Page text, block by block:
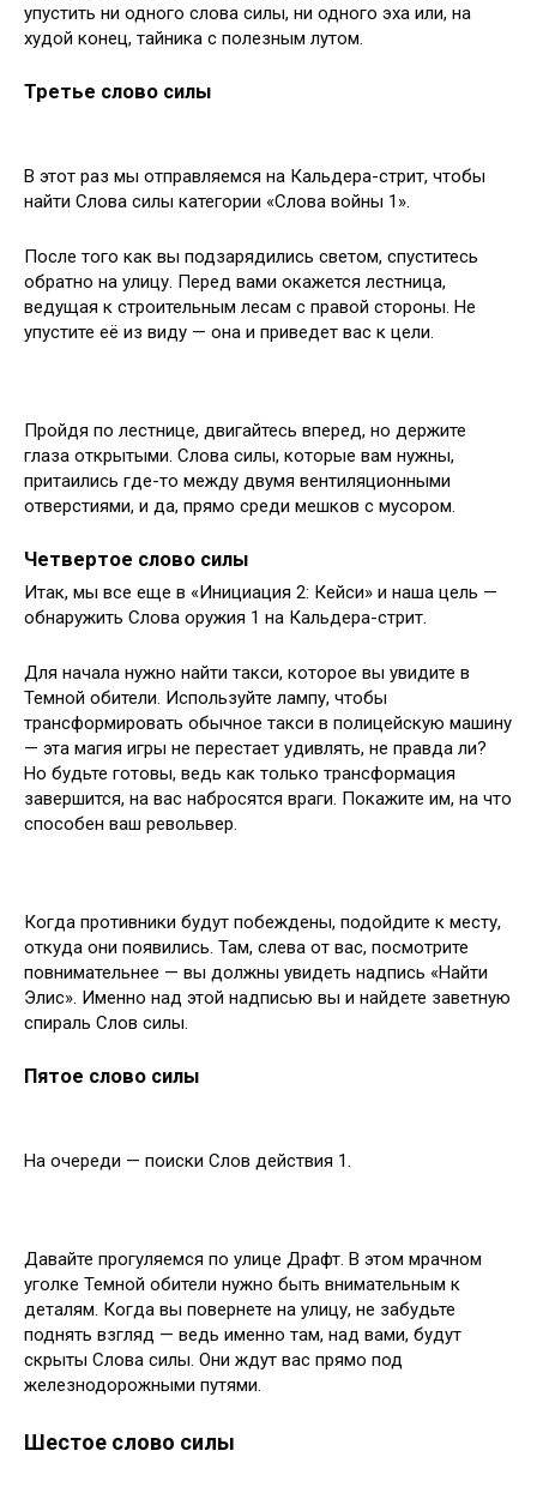
упустить ни одного слова силы, ни одного эха или, на
худой конец, тайника с полезным лутом.
Третье слово силы
В этот раз мы отправляемся на Кальдера-стрит, чтобы
найти Слова силы категории «Слова войны 1».
После того как вы подзарядились светом, спуститесь
обратно на улицу. Перед вами окажется лестница,
ведущая к строительным лесам с правой стороны. Не
упустите её из виду — она и приведет вас к цели.
Пройдя по лестнице, двигайтесь вперед, но держите
глаза открытыми. Слова силы, которые вам нужны,
притаились где-то между двумя вентиляционными
отверстиями, и да, прямо среди мешков с мусором.
Четвертое слово силы
Итак, мы все еще в «Инициация 2: Кейси» и наша цель —
обнаружить Слова оружия 1 на Кальдера-стрит.
Для начала нужно найти такси, которое вы увидите в
Темной обители. Используйте лампу, чтобы
трансформировать обычное такси в полицейскую машину
— эта магия игры не перестает удивлять, не правда ли?
Но будьте готовы, ведь как только трансформация
завершится, на вас набросятся враги. Покажите им, на что
способен ваш револьвер.
Когда противники будут побеждены, подойдите к месту,
откуда они появились. Там, слева от вас, посмотрите
повнимательнее — вы должны увидеть надпись «Найти
Элис». Именно над этой надписью вы и найдете заветную
спираль Слов силы.
Пятое слово силы
На очереди — поиски Слов действия 1.
Давайте прогуляемся по улице Драфт. В этом мрачном
уголке Темной обители нужно быть внимательным к
деталям. Когда вы повернете на улицу, не забудьте
поднять взгляд — ведь именно там, над вами, будут
скрыты Слова силы. Они ждут вас прямо под
железнодорожными путями.
Шестое слово силы